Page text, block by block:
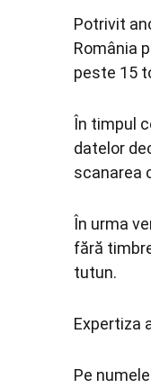
Potrivit
România
peste 15
În timpul
datelor
scanarea
În urma
fără
tutun.
Expertiza
Pe